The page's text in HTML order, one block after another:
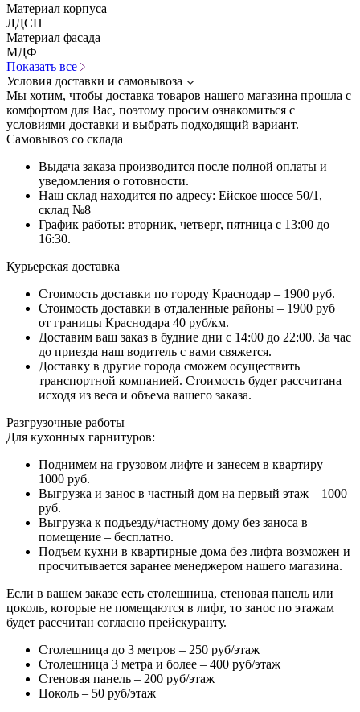
Материал корпуса
ЛДСП
Материал фасада
МДФ
Показать все
Условия доставки и самовывоза
Мы хотим, чтобы доставка товаров нашего магазина прошла с
комфортом для Вас, поэтому просим ознакомиться с
условиями доставки и выбрать подходящий вариант.
Самовывоз со склада
Выдача заказа производится после полной оплаты и
уведомления о готовности.
Наш склад находится по адресу: Ейское шоссе 50/1,
склад №8
График работы: вторник, четверг, пятница с 13:00 до
16:30.
Курьерская доставка
Стоимость доставки по городу Краснодар – 1900 руб.
Стоимость доставки в отдаленные районы – 1900 руб +
от границы Краснодара 40 руб/км.
Доставим ваш заказ в будние дни с 14:00 до 22:00. За час
до приезда наш водитель с вами свяжется.
Доставку в другие города сможем осуществить
транспортной компанией. Стоимость будет рассчитана
исходя из веса и объема вашего заказа.
Разгрузочные работы
Для кухонных гарнитуров:
Поднимем на грузовом лифте и занесем в квартиру –
1000 руб.
Выгрузка и занос в частный дом на первый этаж – 1000
руб.
Выгрузка к подъезду/частному дому без заноса в
помещение – бесплатно.
Подъем кухни в квартирные дома без лифта возможен и
просчитывается заранее менеджером нашего магазина.
Если в вашем заказе есть столешница, стеновая панель или
цоколь, которые не помещаются в лифт, то занос по этажам
будет рассчитан согласно прейскуранту.
Столешница до 3 метров – 250 руб/этаж
Столешница 3 метра и более – 400 руб/этаж
Стеновая панель – 200 руб/этаж
Цоколь – 50 руб/этаж